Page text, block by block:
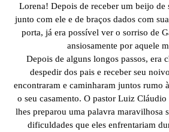
Lorena! Depois de receber um beijo de
junto com ele e de braços dados com
porta, já era possível ver o sorriso de
ansiosamente por aquele
Depois de alguns longos passos, era
despedir dos pais e receber seu
encontraram e caminharam juntos rumo
o seu casamento. O pastor Luiz Cláudio
lhes preparou uma palavra maravilhosa
dificuldades que eles enfrentariam